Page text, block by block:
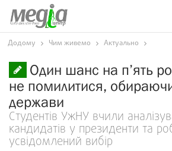
Додому Чим живемо Актуально
Один шанс на п’ять
не помилитися,
держави
Студентів УжНУ вчили
кандидатів у президенти та
усвідомлений вибір